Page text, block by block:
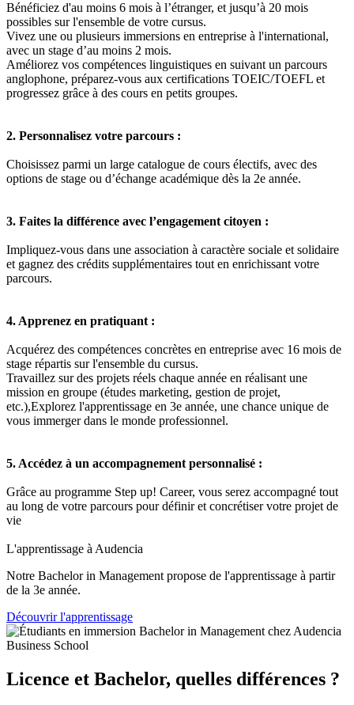
Bénéficiez d'au moins 6 mois à l’étranger, et jusqu’à 20 mois
possibles sur l'ensemble de votre cursus.
Vivez une ou plusieurs immersions en entreprise à l'international,
avec un stage d’au moins 2 mois.
Améliorez vos compétences linguistiques en suivant un parcours
anglophone, préparez-vous aux certifications TOEIC/TOEFL et
progressez grâce à des cours en petits groupes.
2. Personnalisez votre parcours :
Choisissez parmi un large catalogue de cours électifs, avec des
options de stage ou d’échange académique dès la 2e année.
3. Faites la différence avec l’engagement citoyen :
Impliquez-vous dans une association à caractère sociale et solidaire
et gagnez des crédits supplémentaires tout en enrichissant votre
parcours.
4. Apprenez en pratiquant :
Acquérez des compétences concrètes en entreprise avec 16 mois de
stage répartis sur l'ensemble du cursus.
Travaillez sur des projets réels chaque année en réalisant une
mission en groupe (études marketing, gestion de projet,
etc.),Explorez l'apprentissage en 3e année, une chance unique de
vous immerger dans le monde professionnel.
5. Accédez à un accompagnement personnalisé :
Grâce au programme Step up! Career, vous serez accompagné tout
au long de votre parcours pour définir et concrétiser votre projet de
vie
L'apprentissage à Audencia
Notre Bachelor in Management propose de l'apprentissage à partir
de la 3e année.
Découvrir l'apprentissage
Licence et Bachelor, quelles différences ?